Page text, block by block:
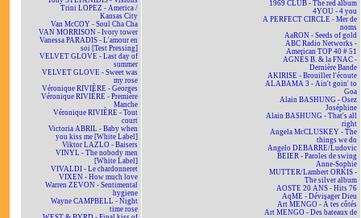
Trini LOPEZ - America /
Kansas City
Van McCOY - Soul Cha Cha
VAN MORRISON - Ivory tower
Vanessa PARADIS - L'amour en
soi [Test Pressing]
VELVET GLOVE - Last day of
summer
VELVET GLOVE - Sweet was
my rose
Véronique RIVIÈRE - Georges
Véronique RIVIÈRE - Première
Manche
Véronique RIVIÈRE - Tout
court
Victoria ABRIL - Baby when
you kiss me [White Label]
Viktor LAZLO - Baisers
VINYL - The nobody men
[White Label]
VIVALDI - Le chardonneret
VIXEN - How much love
Warren ZEVON - Sentimental
hygiene
Wayne CAMPBELL - Night
time rose
1969 CLUB - The red album
4YOU - 4 you
A PERFECT CIRCLE - Mer de
noms
AaRON - Seeds of gold
ABC Radio Networks -
American TOP 40 # 51
AGNÈS B. & la FNAC -
Dernière Bande
AKIRISE - Brouiller l'écoute
ALABAMA 3 - Ain't goin' to
Goa
Alain BASHUNG - Osez
Joséphine
Alain BASHUNG - That's all
right
Angela McCLUSKEY - The
things we do
Angelo DEBARRE/Ludovic
BEIER - Paroles de swing
Anne-Sophie
MUTTER/Lambert ORKIS -
The silver album
AOSTE 20 ANS - Hits 76
AqME - Dévisager Dieu
Art MENGO - À tes côtés
Art MENGO - Des bateaux de